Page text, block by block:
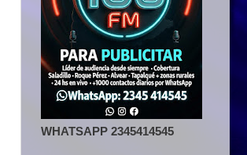
WHATSAPP 2345414545